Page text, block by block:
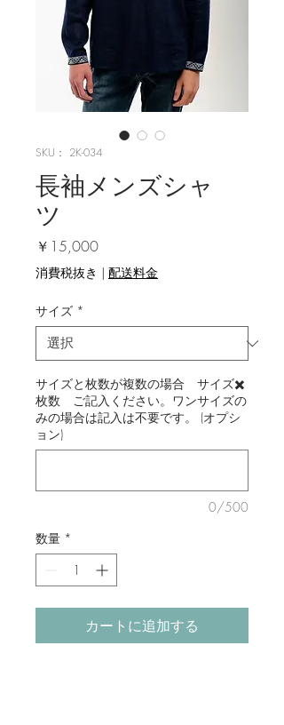
SKU： 2K-034
長袖メンズシャ
ツ
￥15,000価格
消費税抜き | 配送料金
サイズ *
サイズと枚数が複数の場合 サイズ✖️
枚数 ご記入ください。ワンサイズの
みの場合は記入は不要です。 (オプシ
ョン)
0/500
数量 *
カートに追加する